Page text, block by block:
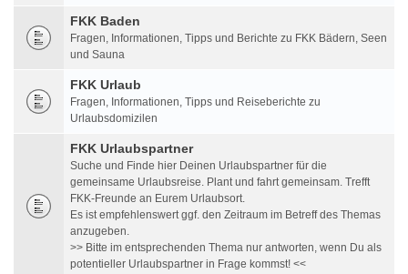
FKK Baden
Fragen, Informationen, Tipps und Berichte zu FKK Bädern, Seen
und Sauna
FKK Urlaub
Fragen, Informationen, Tipps und Reiseberichte zu
Urlaubsdomizilen
FKK Urlaubspartner
Suche und Finde hier Deinen Urlaubspartner für die
gemeinsame Urlaubsreise. Plant und fahrt gemeinsam. Trefft
FKK-Freunde an Eurem Urlaubsort.
Es ist empfehlenswert ggf. den Zeitraum im Betreff des Themas
anzugeben.
>> Bitte im entsprechenden Thema nur antworten, wenn Du als
potentieller Urlaubspartner in Frage kommst! <<